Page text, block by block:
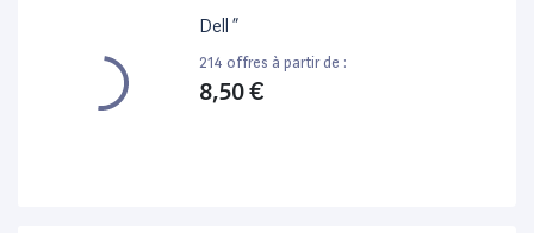
Dell ”
214 offres à partir de :
8,50 €